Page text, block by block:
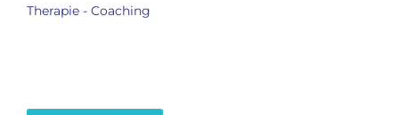
Therapie - Coaching